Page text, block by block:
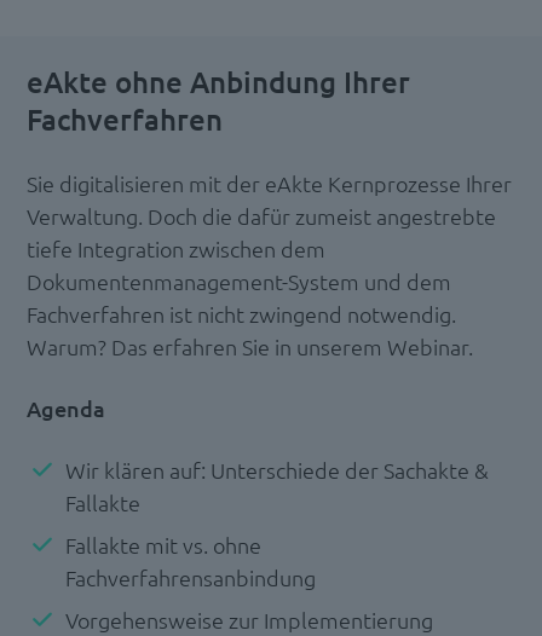
eAkte ohne Anbindung Ihrer
Fachverfahren
Sie digitalisieren mit der eAkte Kernprozesse Ihrer
Verwaltung. Doch die dafür zumeist angestrebte
tiefe Integration zwischen dem
Dokumentenmanagement-System und dem
Fachverfahren ist nicht zwingend notwendig.
Warum? Das erfahren Sie in unserem Webinar.
Agenda
Wir klären auf: Unterschiede der Sachakte &
Fallakte
Fallakte mit vs. ohne
Fachverfahrensanbindung
Vorgehensweise zur Implementierung